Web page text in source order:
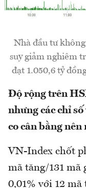
Nhà đầu tư
suy giảm nghiêm
đạt 1.050,6 tỷ
Độ rộng trên
nhưng các chỉ
co cân bằng
VN-Index chốt
mã tăng/131 mã
0,01% với 12 mã